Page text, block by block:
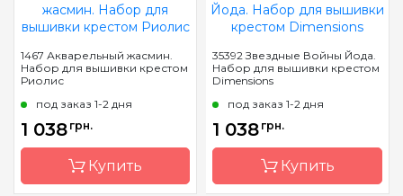
1467 Акварельный жасмин.
Набор для вышивки крестом
Риолис
под заказ 1-2 дня
1 038 грн.
Купить
35392 Звездные Войны Йода.
Набор для вышивки крестом
Dimensions
под заказ 1-2 дня
1 038 грн.
Купить